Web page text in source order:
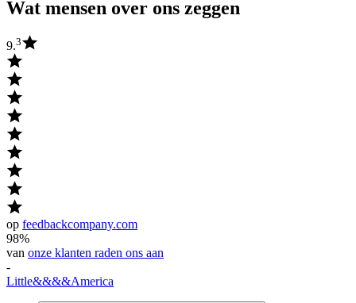
Wat mensen over ons zeggen
9.3
op feedbackcompany.com
98%
van onze klanten raden ons aan
-
Little&&&&America